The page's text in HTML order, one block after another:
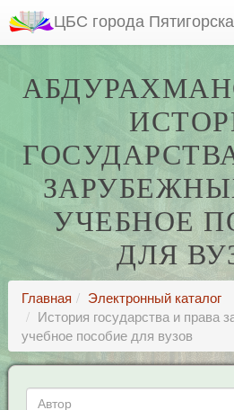
ЦБС города Пятигорска
УЧЕБНОЕ
ДЛЯ
Главная
Электронный каталог
История государства и права
учебное пособие для вузов